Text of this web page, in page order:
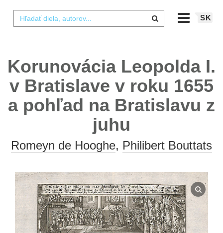
SK
Korunovácia Leopolda I.
v Bratislave v roku 1655
a pohľad na Bratislavu z
juhu
Romeyn de Hooghe, Philibert Bouttats